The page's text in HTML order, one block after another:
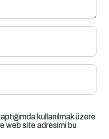
kullanılmak üzere
web site adresimi bu